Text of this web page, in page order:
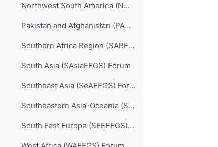
Northwest South America (NWSAFFGS) Forum
Pakistan and Afghanistan (PARFFGS) Forum
Southern Africa Region (SARFFGS) Forum
South Asia (SAsiaFFGS) Forum
Southeast Asia (SeAFFGS) Forum
Southeastern Asia-Oceania (SAOFFGS) Forum
South East Europe (SEEFFGS) Forum